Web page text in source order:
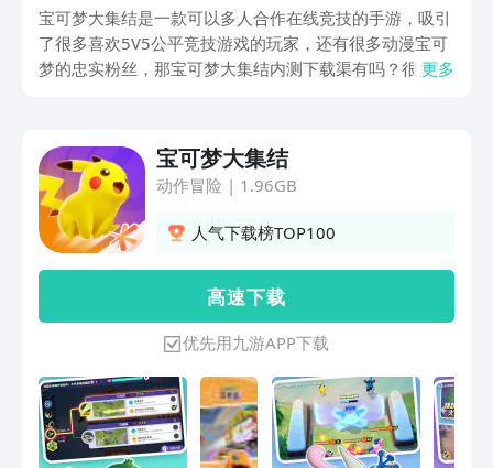
宝可梦大集结是一款可以多人合作在线竞技的手游，吸引
了很多喜欢5V5公平竞技游戏的玩家，还有很多动漫宝可
梦的忠实粉丝，那宝可梦大集结内测下载渠有吗？很多小
九游预约，后续有相关的游戏内测或者是上线信息会通知
到每一个人。
更多
宝可梦大集结
动作冒险 | 1.96GB
人气下载榜TOP100
高 速 下 载
优先用九游APP下载